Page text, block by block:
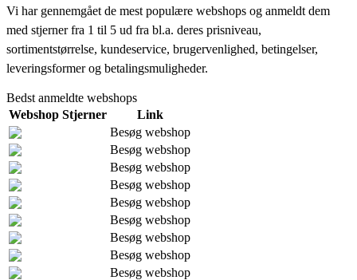
Vi har gennemgået de mest populære webshops og anmeldt dem
med stjerner fra 1 til 5 ud fra bl.a. deres prisniveau,
sortimentstørrelse, kundeservice, brugervenlighed, betingelser,
leveringsformer og betalingsmuligheder.
Bedst anmeldte webshops
Webshop Stjerner
Link
Besøg webshop
Besøg webshop
Besøg webshop
Besøg webshop
Besøg webshop
Besøg webshop
Besøg webshop
Besøg webshop
Besøg webshop